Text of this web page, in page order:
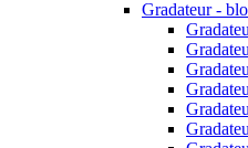
Gradateur -